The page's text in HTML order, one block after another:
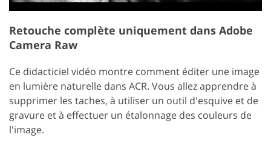
Retouche complète uniquement dans Adobe
Camera Raw
Ce didacticiel vidéo montre comment éditer une image
en lumière naturelle dans ACR. Vous allez apprendre à
supprimer les taches, à utiliser un outil d'esquive et de
gravure et à effectuer un étalonnage des couleurs de
l'image.